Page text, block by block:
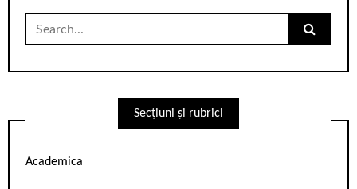
Search
Secțiuni și rubrici
Academica